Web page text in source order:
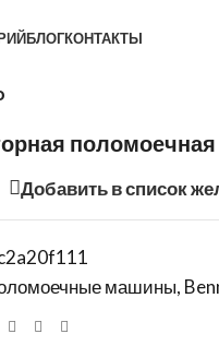
БЛОГКОНТАКТЫ
Добавить в список
машины,